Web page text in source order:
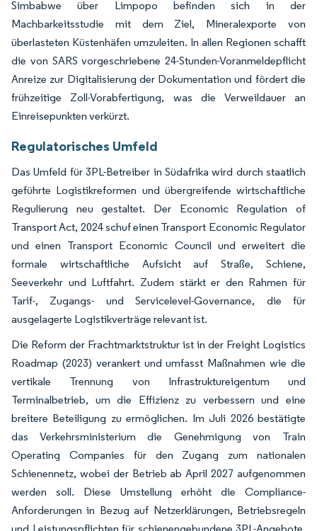
Simbabwe über Limpopo befinden sich in der
Machbarkeitsstudie mit dem Ziel, Mineralexporte von
überlasteten Küstenhäfen umzuleiten. In allen Regionen schafft
die von SARS vorgeschriebene 24-Stunden-Voranmeldepflicht
Anreize zur Digitalisierung der Dokumentation und fördert die
frühzeitige Zoll-Vorabfertigung, was die Verweildauer an
Einreisepunkten verkürzt.
Regulatorisches Umfeld
Das Umfeld für 3PL-Betreiber in Südafrika wird durch staatlich
geführte Logistikreformen und übergreifende wirtschaftliche
Regulierung neu gestaltet. Der Economic Regulation of
Transport Act, 2024 schuf einen Transport Economic Regulator
und einen Transport Economic Council und erweitert die
formale wirtschaftliche Aufsicht auf Straße, Schiene,
Seeverkehr und Luftfahrt. Zudem stärkt er den Rahmen für
Tarif-, Zugangs- und Servicelevel-Governance, die für
ausgelagerte Logistikverträge relevant ist.
Die Reform der Frachtmarktstruktur ist in der Freight Logistics
Roadmap (2023) verankert und umfasst Maßnahmen wie die
vertikale Trennung von Infrastruktureigentum und
Terminalbetrieb, um die Effizienz zu verbessern und eine
breitere Beteiligung zu ermöglichen. Im Juli 2026 bestätigte
das Verkehrsministerium die Genehmigung von Train
Operating Companies für den Zugang zum nationalen
Schienennetz, wobei der Betrieb ab April 2027 aufgenommen
werden soll. Diese Umstellung erhöht die Compliance-
Anforderungen in Bezug auf Netzerklärungen, Betriebsregeln